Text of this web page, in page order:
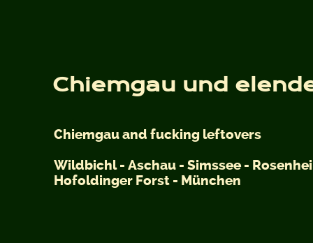
Chiemgau und
Chiemgau and fucking leftovers
Wildbichl - Aschau - Simssee -
Hofoldinger Forst - München